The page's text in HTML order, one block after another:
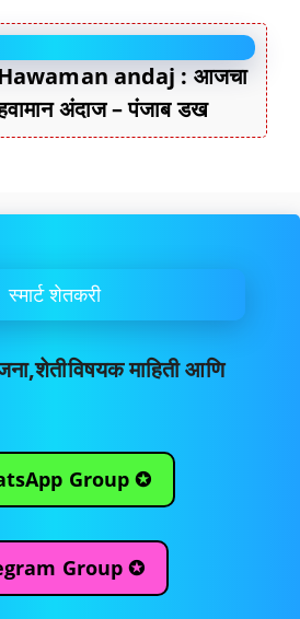
andaj : आजचा
अंदाज – पंजाब डख
स्मार्ट शेतकरी
माहिती आणि
Group ✪
Group ✪